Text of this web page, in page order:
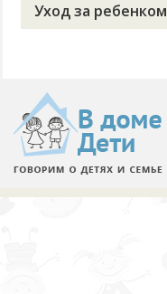
Уход за ребенком